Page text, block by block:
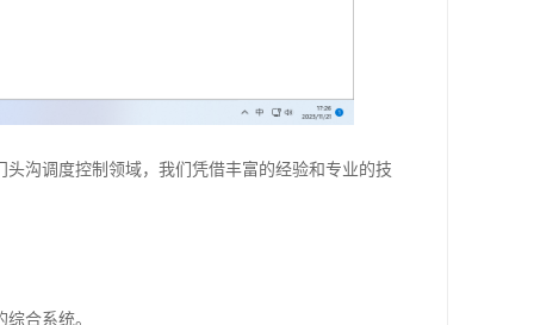
沟调度控制领域，我们凭借丰富的经验和专业的技
合系统。